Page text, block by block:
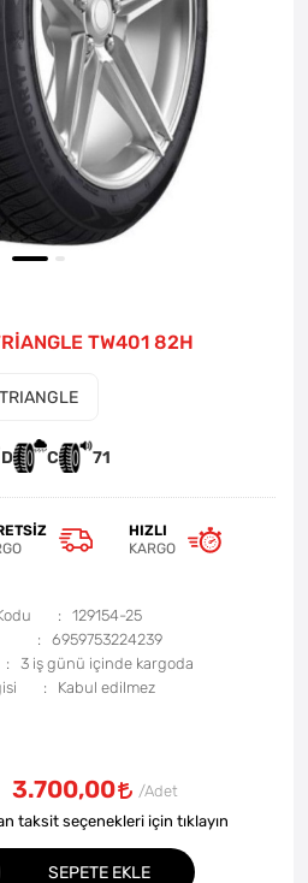
TW401 82H
TRIANGLE
D C 71
HIZLI
KARGO
129154-25
6959753224239
3 iş günü içinde kargoda
3.700,00
taksit seçenekleri için tıklayın
SEPETE EKLE